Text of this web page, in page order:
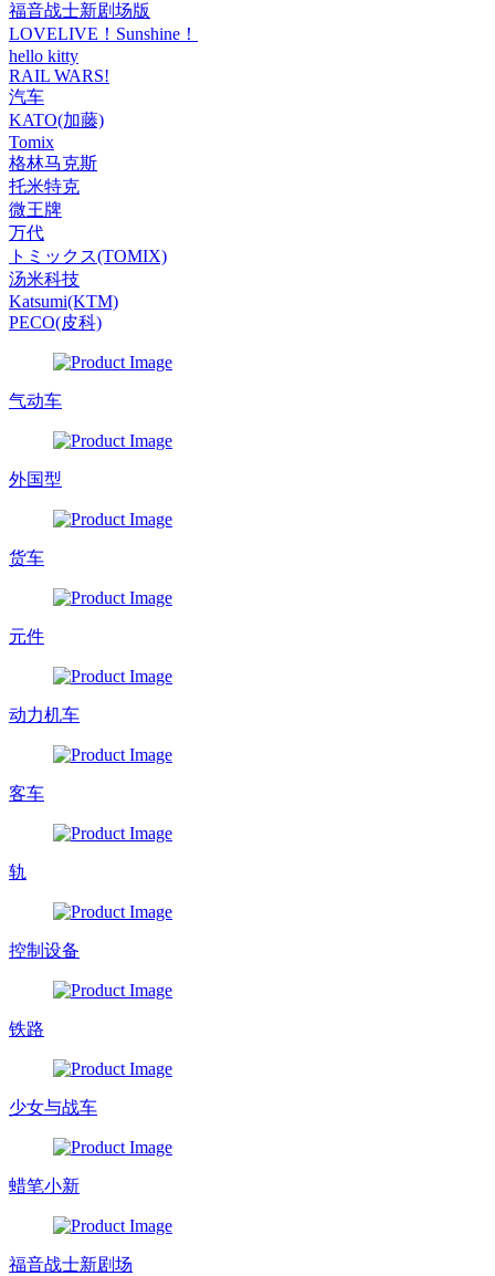
福音战士新剧场版
LOVELIVE！Sunshine！
hello kitty
RAIL WARS!
汽车
KATO(加藤)
Tomix
格林马克斯
托米特克
微王牌
万代
トミックス(TOMIX)
汤米科技
Katsumi(KTM)
PECO(皮科)
气动车
外国型
货车
元件
动力机车
客车
轨
控制设备
铁路
少女与战车
蜡笔小新
福音战士新剧场